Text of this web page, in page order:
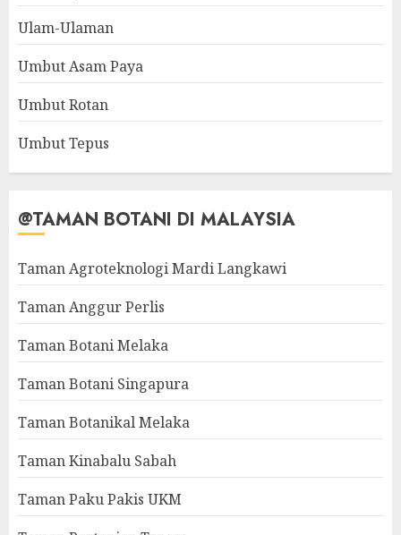
Ulam-Ulaman
Umbut Asam Paya
Umbut Rotan
Umbut Tepus
@TAMAN BOTANI DI MALAYSIA
Taman Agroteknologi Mardi Langkawi
Taman Anggur Perlis
Taman Botani Melaka
Taman Botani Singapura
Taman Botanikal Melaka
Taman Kinabalu Sabah
Taman Paku Pakis UKM